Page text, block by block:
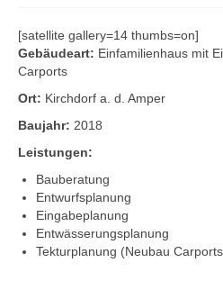
Datenschutz
Impressum
[satellite gallery=14 thumbs=on]
Gebäudeart: Einfamilienhaus mit
Carports
Ort: Kirchdorf a. d. Amper
Baujahr: 2018
Leistungen:
Bauberatung
Entwurfsplanung
Eingabeplanung
Entwässerungsplanung
Tekturplanung (Neubau